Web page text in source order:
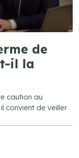
de
t-il la
caution au
convient de veiller